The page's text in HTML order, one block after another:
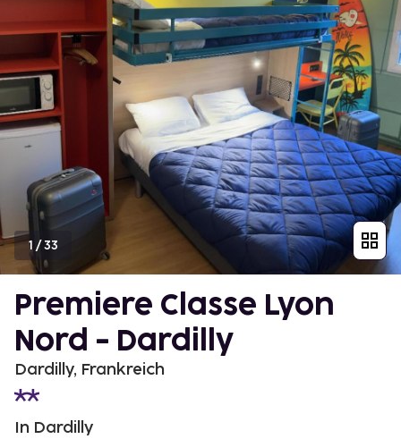
1 /33
Premiere Classe Lyon
Nord - Dardilly
Dardilly, Frankreich
In Dardilly